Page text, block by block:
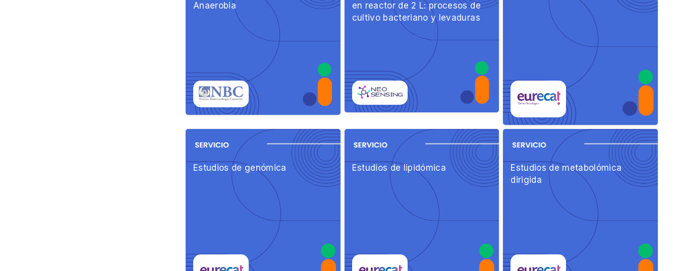
Anaerobia
en reactor de 2 L: procesos de
cultivo bacteriano y levaduras
Estudios de genómica Estudios de lipidómica
Estudios de metabolómica
dirigida